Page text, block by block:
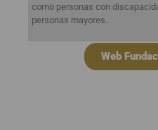
como personas con
personas mayores.
Web